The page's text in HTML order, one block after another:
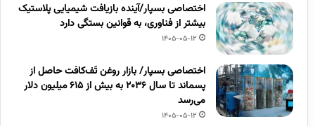
اختصاصی بسپار/آینده بازیافت شیمیایی پلاستیک
بیشتر از فناوری، به قوانین بستگی دارد
1405-05-12
اختصاصی بسپار/ بازار روغن تَف‌کافت حاصل از
پسماند تا سال ۲۰۳۶ به بیش از ۶۱۵ میلیون دلار
می‌رسد
1405-05-12